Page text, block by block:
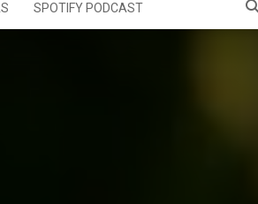
SPOTIFY PODCAST